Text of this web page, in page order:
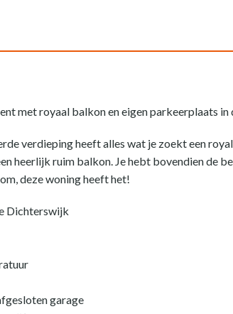
met royaal balkon en eigen parkeerplaats
verdieping heeft alles wat je zoekt een
heerlijk ruim balkon. Je hebt bovendien de
deze woning heeft het!
Dichterswijk
garage